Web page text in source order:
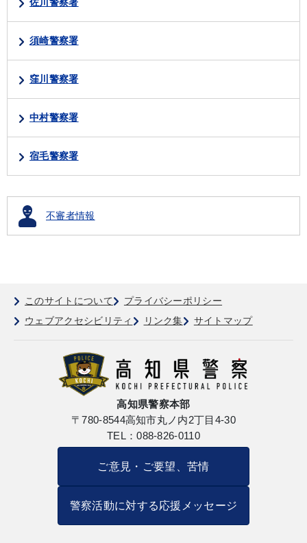
須崎警察署
窪川警察署
中村警察署
宿毛警察署
不審者情報
このサイトについて
プライバシーポリシー
ウェブアクセシビリティ
リンク集 サイトマップ
高知県警察本部
〒780-8544高知市丸ノ内2丁目4-30
TEL：088-826-0110
ご意見・ご要望、苦情
警察活動に対する応援メッセージ